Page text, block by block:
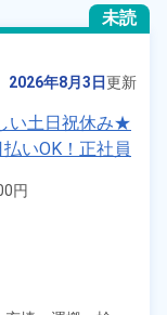
未読
2026年8月3日更新
い土日祝休み★
いOK！正社員
野県松本市》
円